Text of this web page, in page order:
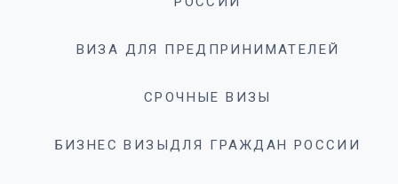
ВИЗА ДЛЯ ПРЕДПРИНИМАТЕЛЕЙ
СРОЧНЫЕ ВИЗЫ
БИЗНЕС ВИЗЫДЛЯ ГРАЖДАН РОССИИ